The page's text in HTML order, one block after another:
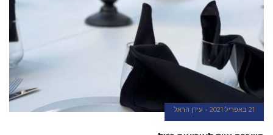
21 באפריל 2021 עידן הראל